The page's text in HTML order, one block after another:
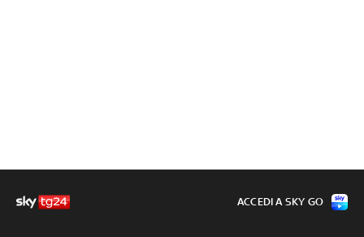
ACCEDI A SKY GO